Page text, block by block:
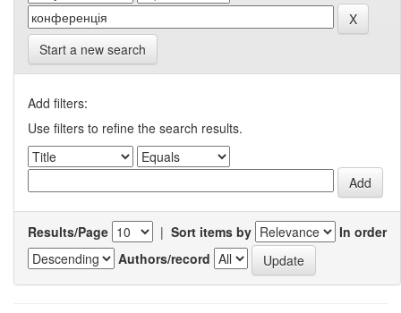
Start a new search
Add filters:
Use filters to refine the search results.
Results/Page | Sort items by
In order
Authors/record